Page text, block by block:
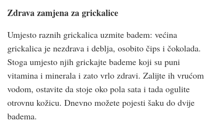
Zdrava zamjena za grickalice
Umjesto raznih grickalica uzmite badem: većina
grickalica je nezdrava i deblja, osobito čips i čokolada.
Stoga umjesto njih grickajte bademe koji su puni
vitamina i minerala i zato vrlo zdravi. Zalijte ih vrućom
vodom, ostavite da stoje oko pola sata i tada ogulite
otrovnu kožicu. Dnevno možete pojesti šaku do dvije
badema.